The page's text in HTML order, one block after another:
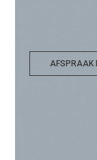
AFSPRAAK